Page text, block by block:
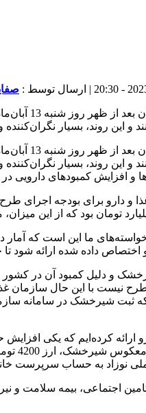
شهرام
و این روند، بسیار
شهرام
و این روند، بسیار
و افزایش کمبودهای دارویی
ما این است که
داده شده ارائه شود
و دلیل کمبود آن در
نیست با این حال سازمان
نوزاد به حساب سرپرست
اجتماعی، بیمه سلامت و